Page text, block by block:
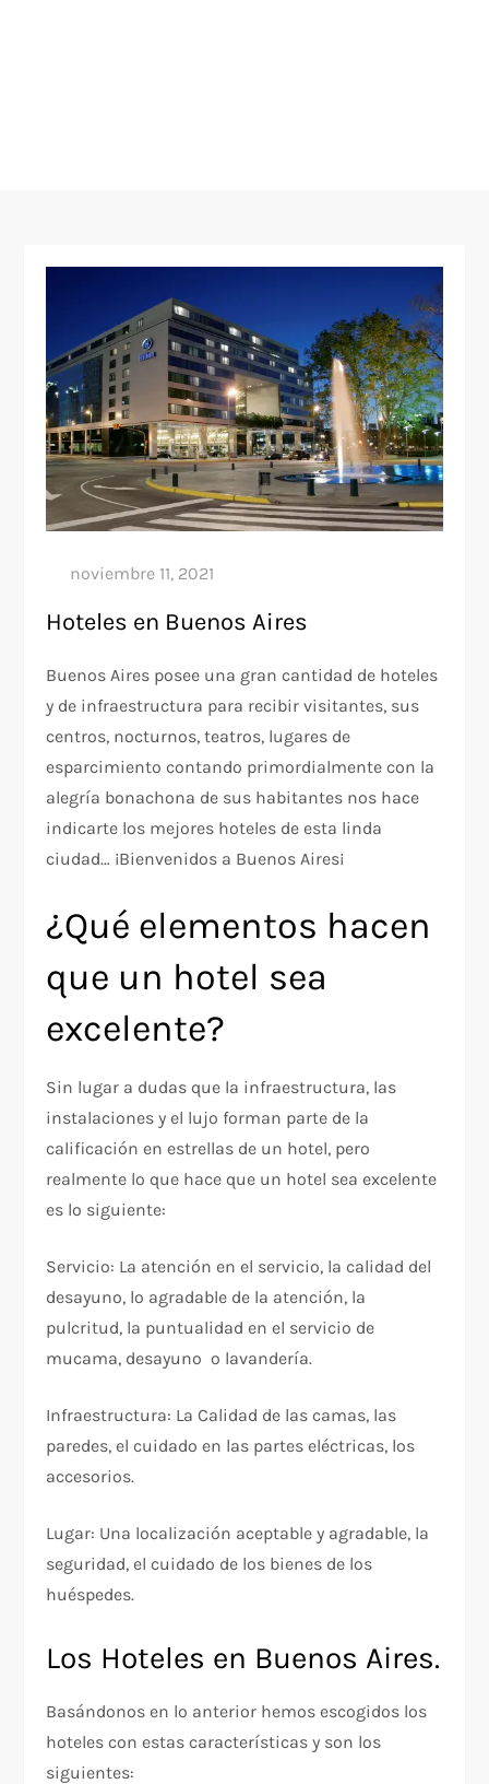
Hoteles en Buenos Aires
Buenos Aires posee una gran cantidad de hoteles
y de infraestructura para recibir visitantes, sus
centros, nocturnos, teatros, lugares de
esparcimiento contando primordialmente con la
alegría bonachona de sus habitantes nos hace
indicarte los mejores hoteles de esta linda
ciudad… ¡Bienvenidos a Buenos Aires¡
¿Qué elementos hacen
que un hotel sea
excelente?
Sin lugar a dudas que la infraestructura, las
instalaciones y el lujo forman parte de la
calificación en estrellas de un hotel, pero
realmente lo que hace que un hotel sea excelente
es lo siguiente:
Servicio: La atención en el servicio, la calidad del
desayuno, lo agradable de la atención, la
pulcritud, la puntualidad en el servicio de
mucama, desayuno o lavandería.
Infraestructura: La Calidad de las camas, las
paredes, el cuidado en las partes eléctricas, los
accesorios.
Lugar: Una localización aceptable y agradable, la
seguridad, el cuidado de los bienes de los
huéspedes.
Los Hoteles en Buenos Aires.
Basándonos en lo anterior hemos escogidos los
hoteles con estas características y son los
siguientes: